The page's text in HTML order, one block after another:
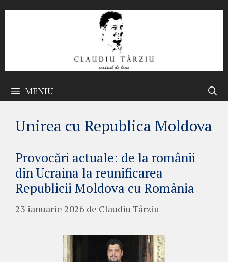
MENIU
Unirea cu Republica Moldova
Provocări actuale: de la românii
din Ucraina la reunificarea
Republicii Moldova cu România
23 ianuarie 2026 de Claudiu Târziu